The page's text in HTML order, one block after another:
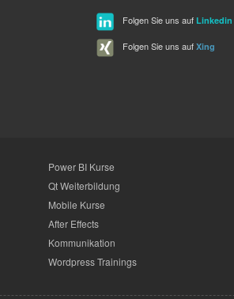
Folgen Sie uns auf Linkedin
Folgen Sie uns auf Xing
Power BI Kurse
Qt Weiterbildung
Mobile Kurse
After Effects
Kommunikation
Wordpress Trainings